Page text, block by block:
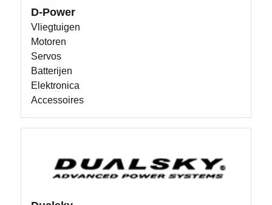
D-Power
Vliegtuigen
Motoren
Servos
Batterijen
Elektronica
Accessoires